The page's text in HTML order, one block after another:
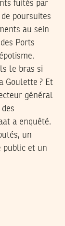
fuités par
poursuites
au sein
Ports
le bras si
Goulette ? Et
général
a enquêté.
un
public et un